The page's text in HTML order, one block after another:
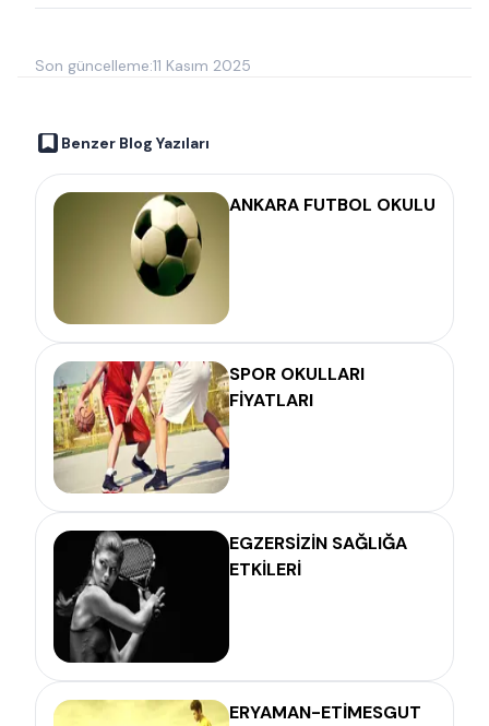
Son güncelleme:11 Kasım 2025
Benzer Blog Yazıları
ANKARA FUTBOL OKULU
SPOR OKULLARI
FİYATLARI
EGZERSİZİN SAĞLIĞA
ETKİLERİ
ERYAMAN-ETİMESGUT